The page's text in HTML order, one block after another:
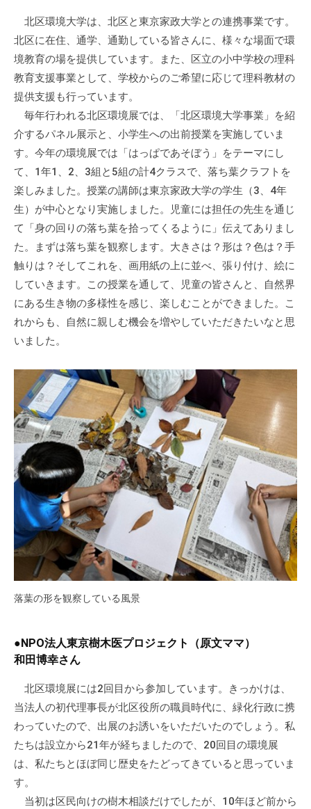
関
す
る
総
的
な
情
の
場
で
す
。
様
々
・
講
座
の
開
催
、
会
場
機
材
出
の
事
業
こ
北区環境大学は、北区と東京家政大学との連携事業です。
北区に在住、通学、通勤している皆さんに、様々な場面で環
境教育の場を提供しています。また、区立の小中学校の理科
教育支援事業として、学校からのご希望に応じて理科教材の
提供支援も行っています。
毎年行われる北区環境展では、「北区環境大学事業」を紹
介するパネル展示と、小学生への出前授業を実施していま
す。今年の環境展では「はっぱであそぼう」をテーマにし
て、1年1、2、3組と5組の計4クラスで、落ち葉クラフトを
楽しみました。授業の講師は東京家政大学の学生（3、4年
生）が中心となり実施しました。児童には担任の先生を通じ
て「身の回りの落ち葉を拾ってくるように」伝えてありまし
た。まずは落ち葉を観察します。大きさは？形は？色は？手
触りは？そしてこれを、画用紙の上に並べ、張り付け、絵に
していきます。この授業を通して、児童の皆さんと、自然界
にある生き物の多様性を感じ、楽しむことができました。こ
れからも、自然に親しむ機会を増やしていただきたいなと思
いました。
落葉の形を観察している風景
●NPO法人東京樹木医プロジェクト（原文ママ）
和田博幸さん
北区環境展には2回目から参加しています。きっかけは、
当法人の初代理事長が北区役所の職員時代に、緑化行政に携
わっていたので、出展のお誘いをいただいたのでしょう。私
たちは設立から21年が経ちましたので、20回目の環境展
は、私たちとほぼ同じ歴史をたどってきていると思っていま
す。
当初は区民向けの樹木相談だけでしたが、10年ほど前から